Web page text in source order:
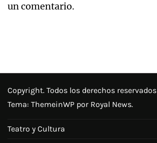
un comentario.
Copyright. Todos los derechos reservados
Tema: ThemeinWP por Royal News.
Teatro y Cultura